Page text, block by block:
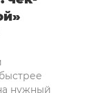
нужный